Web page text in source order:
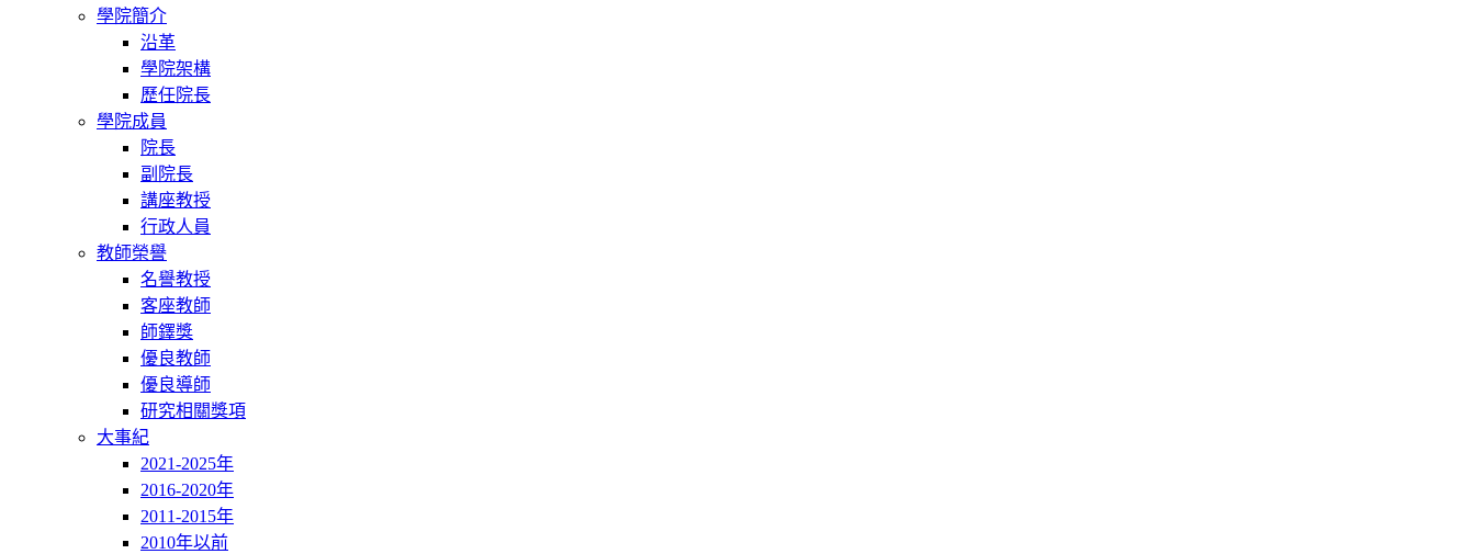
學院簡介
沿革
學院架構
歷任院長
學院成員
院長
副院長
講座教授
行政人員
教師榮譽
名譽教授
客座教師
師鐸獎
優良教師
優良導師
研究相關獎項
大事紀
2021-2025年
2016-2020年
2011-2015年
2010年以前